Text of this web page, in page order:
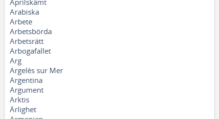
Aprilskämt
Arabiska
Arbete
Arbetsbörda
Arbetsrätt
Arbogafallet
Arg
Argelès sur Mer
Argentina
Argument
Arktis
Ärlighet